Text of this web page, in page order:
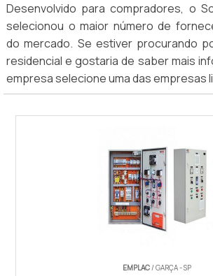
Desenvolvido para compradores, o
selecionou o maior número de
do mercado. Se estiver procurando
residencial e gostaria de saber mais
empresa selecione uma das empresas
EMPLAC/ GARÇA - SP